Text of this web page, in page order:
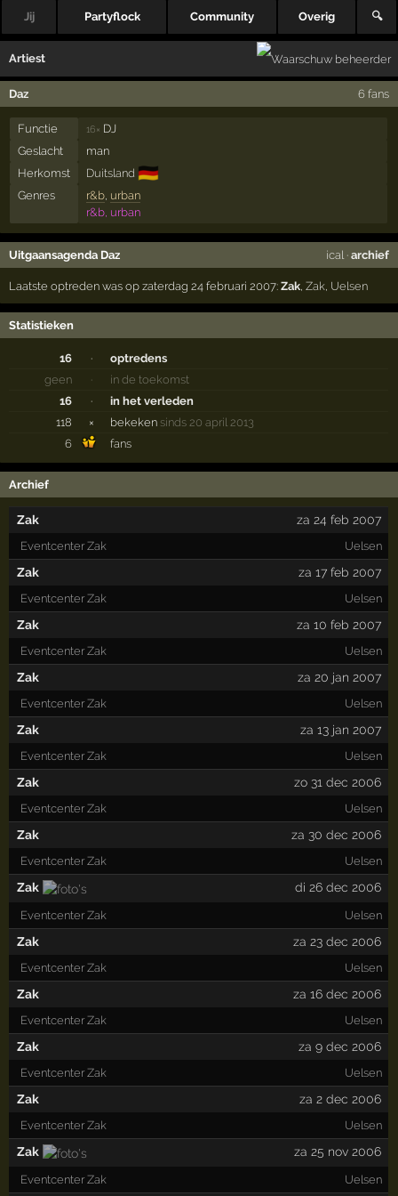
Jij Partyflock Community Overig 🔍
Artiest
Daz 6 fans
Functie 16× DJ
Geslacht
man
Herkomst
Duitsland 🇩🇪
Genres r&b, urban
r&b, urban
Uitgaansagenda Daz ical· archief
Laatste optreden was op zaterdag 24 februari 2007:Zak ,Zak Uelsen
Statistieken
16 ·
optredens
geen
·
in de toekomst
16
·
in het verleden
118
× bekeken sinds 20 april 2013
6
fans
Archief
Zak za 24 feb 2007
Eventcenter Zak Uelsen
Zak za 17 feb 2007
Eventcenter Zak Uelsen
Zak za 10 feb 2007
Eventcenter Zak Uelsen
Zak za 20 jan 2007
Eventcenter Zak Uelsen
Zak za 13 jan 2007
Eventcenter Zak Uelsen
Zak zo 31 dec 2006
Eventcenter Zak Uelsen
Zak za 30 dec 2006
Eventcenter Zak Uelsen
Zak di 26 dec 2006
Eventcenter Zak Uelsen
Zak za 23 dec 2006
Eventcenter Zak Uelsen
Zak za 16 dec 2006
Eventcenter Zak Uelsen
Zak za 9 dec 2006
Eventcenter Zak Uelsen
Zak za 2 dec 2006
Eventcenter Zak Uelsen
Zak za 25 nov 2006
Eventcenter Zak Uelsen